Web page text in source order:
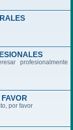
profesionalmente
por favor